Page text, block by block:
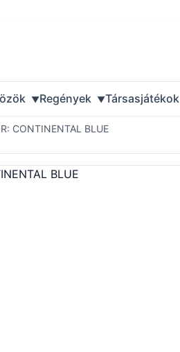
Regények Társasjátékok
CONTINENTAL BLUE